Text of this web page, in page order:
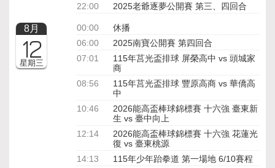
22:00
2025老爺逐夢公開賽 第三、四回合
8月
12
星期三
00:00
休播
06:00
2025南寶公開賽 第四回合
07:01
115年莒光盃排球 屏榮高中 vs 頭城家
商
08:56
115年莒光盃排球 豐原高商 vs 華僑高
中
10:46
2026能高盃棒球錦標賽 十六強 臺東新
生 vs 臺中向上
12:14
2026能高盃棒球錦標賽 十六強 花蓮光
復 vs 臺東桃源
14:13
115年少年跆拳道 第一場地 6/10賽程